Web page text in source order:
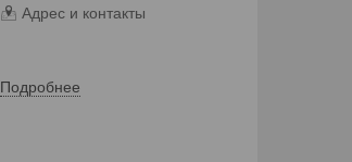
Адрес и контакты
Подробнее